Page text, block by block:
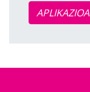
APLIKAZIOA